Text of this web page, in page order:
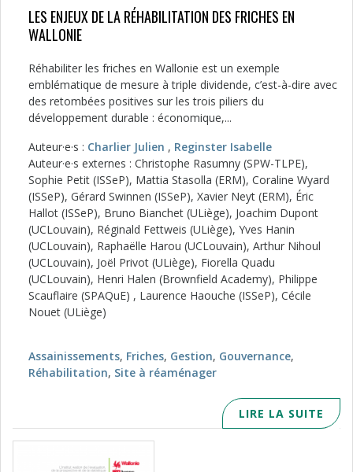
LES ENJEUX DE LA RÉHABILITATION DES FRICHES EN
WALLONIE
Réhabiliter les friches en Wallonie est un exemple
emblématique de mesure à triple dividende, c’est-à-dire avec
des retombées positives sur les trois piliers du
développement durable : économique,...
Auteur·e·s : Charlier Julien , Reginster Isabelle
Auteur·e·s externes : Christophe Rasumny (SPW-TLPE),
Sophie Petit (ISSeP), Mattia Stasolla (ERM), Coraline Wyard
(ISSeP), Gérard Swinnen (ISSeP), Xavier Neyt (ERM), Éric
Hallot (ISSeP), Bruno Bianchet (ULiège), Joachim Dupont
(UCLouvain), Réginald Fettweis (ULiège), Yves Hanin
(UCLouvain), Raphaëlle Harou (UCLouvain), Arthur Nihoul
(UCLouvain), Joël Privot (ULiège), Fiorella Quadu
(UCLouvain), Henri Halen (Brownfield Academy), Philippe
Scauflaire (SPAQuE) , Laurence Haouche (ISSeP), Cécile
Nouet (ULiège)
Assainissements, Friches, Gestion, Gouvernance,
Réhabilitation, Site à réaménager
LIRE LA SUITE